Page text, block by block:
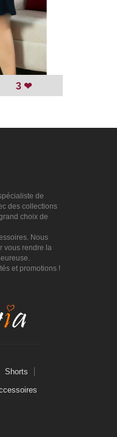
3 ❤
de
des collections
choix de
Nous
vous rendre la
et promotions !
Shorts